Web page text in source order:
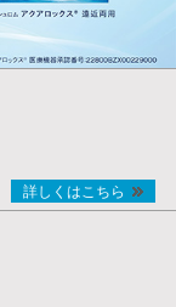
詳しくはこちら